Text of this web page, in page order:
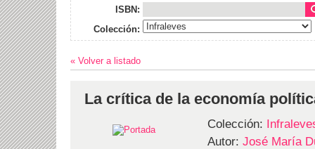
ISBN:
Colección:
« Volver a listado
La crítica de la economía
Colección:
Autor: José María